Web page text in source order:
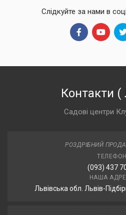
Слідкуйте за нами в
Контакти (
Садові центри
РОЗДРІБНИЙ
ТЕЛЕФОН
(093) 437
НАША
Львівська обл. Львів-